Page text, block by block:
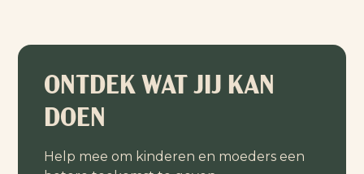
ONTDEK WAT JIJ KAN
DOEN
Help mee om kinderen en moeders een